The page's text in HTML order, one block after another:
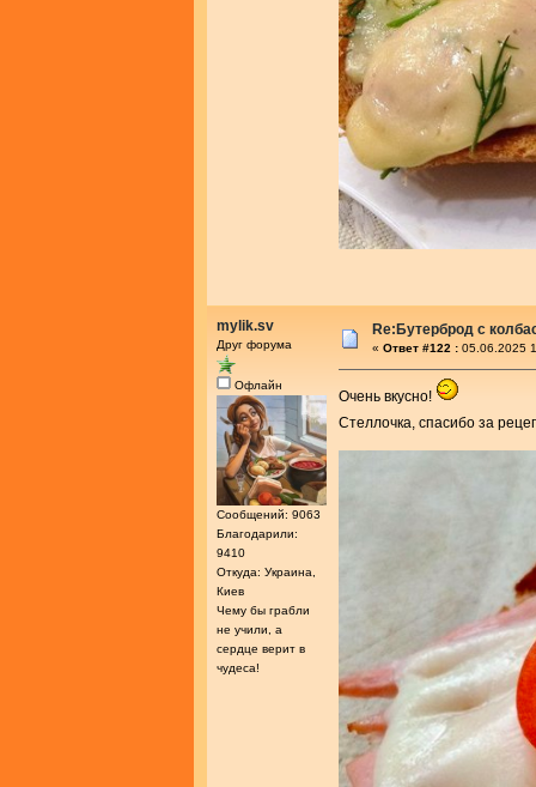
mylik.sv
Друг форума
Офлайн
Сообщений: 9063
Благодарили:
9410
Откуда: Украина,
Киев
Чему бы грабли
не учили, а
сердце верит в
чудеса!
Re:Бутерброд с
« Ответ #122 : 05.06.2025
Очень вкусно!
Стеллочка, спасибо за